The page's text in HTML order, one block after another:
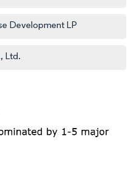
Development LP
Ltd.